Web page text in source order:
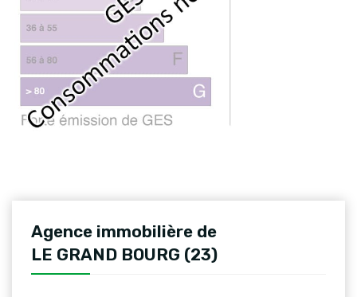
Agence immobilière de
LE GRAND BOURG (23)